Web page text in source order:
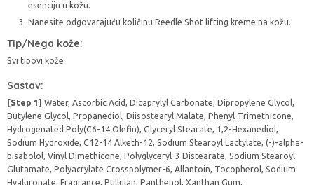
esenciju u kožu.
Nanesite odgovarajuću količinu Reedle Shot lifting kreme na kožu.
Tip/Nega kože:
Svi tipovi kože
Sastav:
[Step 1] Water, Ascorbic Acid, Dicaprylyl Carbonate, Dipropylene Glycol,
Butylene Glycol, Propanediol, Diisostearyl Malate, Phenyl Trimethicone,
Hydrogenated Poly(C6-14 Olefin), Glyceryl Stearate, 1,2-Hexanediol,
Sodium Hydroxide, C12-14 Alketh-12, Sodium Stearoyl Lactylate, (-)-alpha-
bisabolol, Vinyl Dimethicone, Polyglyceryl-3 Distearate, Sodium Stearoyl
Glutamate, Polyacrylate Crosspolymer-6, Allantoin, Tocopherol, Sodium
Hyaluronate, Fragrance, Pullulan, Panthenol, Xanthan Gum,